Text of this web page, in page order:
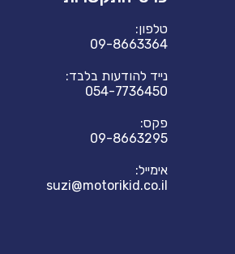
טלפון:
09-8663364
נייד להודעות בלבד:
054-7736450
פקס:
09-8663295
אימייל:
suzi@motorikid.co.il